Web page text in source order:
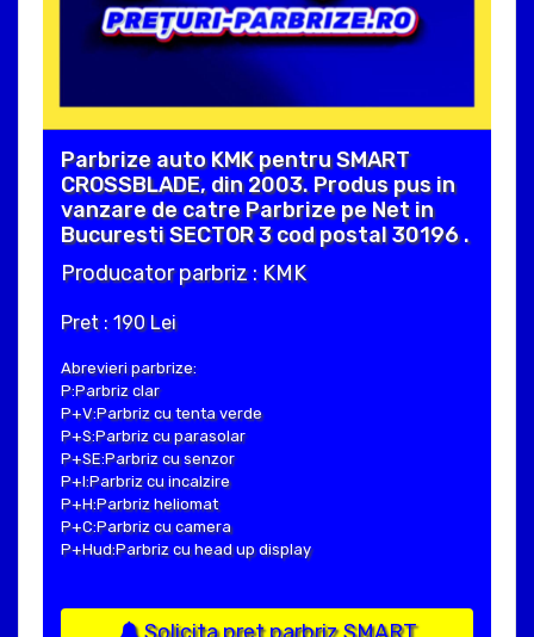
Parbrize auto KMK pentru SMART
CROSSBLADE, din 2003. Produs pus in
vanzare de catre Parbrize pe Net in
Bucuresti SECTOR 3 cod postal 30196 .
Producator parbriz : KMK
Pret : 190 Lei
Abrevieri parbrize:
P:Parbriz clar
P+V:Parbriz cu tenta verde
P+S:Parbriz cu parasolar
P+SE:Parbriz cu senzor
P+I:Parbriz cu incalzire
P+H:Parbriz heliomat
P+C:Parbriz cu camera
P+Hud:Parbriz cu head up display